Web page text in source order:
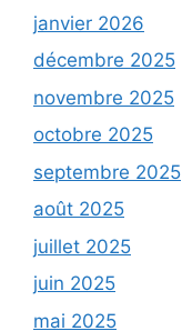
janvier 2026
décembre 2025
novembre 2025
octobre 2025
septembre 2025
août 2025
juillet 2025
juin 2025
mai 2025